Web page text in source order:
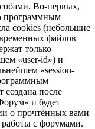
Во-первых,
программным
cookies (небольшие
файлов
только
«user-id») и
«session-
создана после
и будет
о прочтённых вами
работы с форумами.